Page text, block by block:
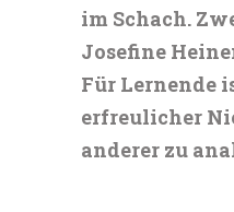
im Schach.
Josefine
Für Lernende
erfreulicher
anderer zu